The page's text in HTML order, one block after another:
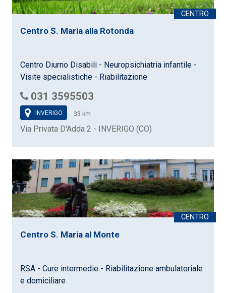
Centro S. Maria alla Rotonda
Centro Diurno Disabili - Neuropsichiatria infantile -
Visite specialistiche - Riabilitazione
031 3595503
INVERIGO 33 km
Via Privata D'Adda 2 - INVERIGO (CO)
Centro S. Maria al Monte
RSA - Cure intermedie - Riabilitazione ambulatoriale
e domiciliare